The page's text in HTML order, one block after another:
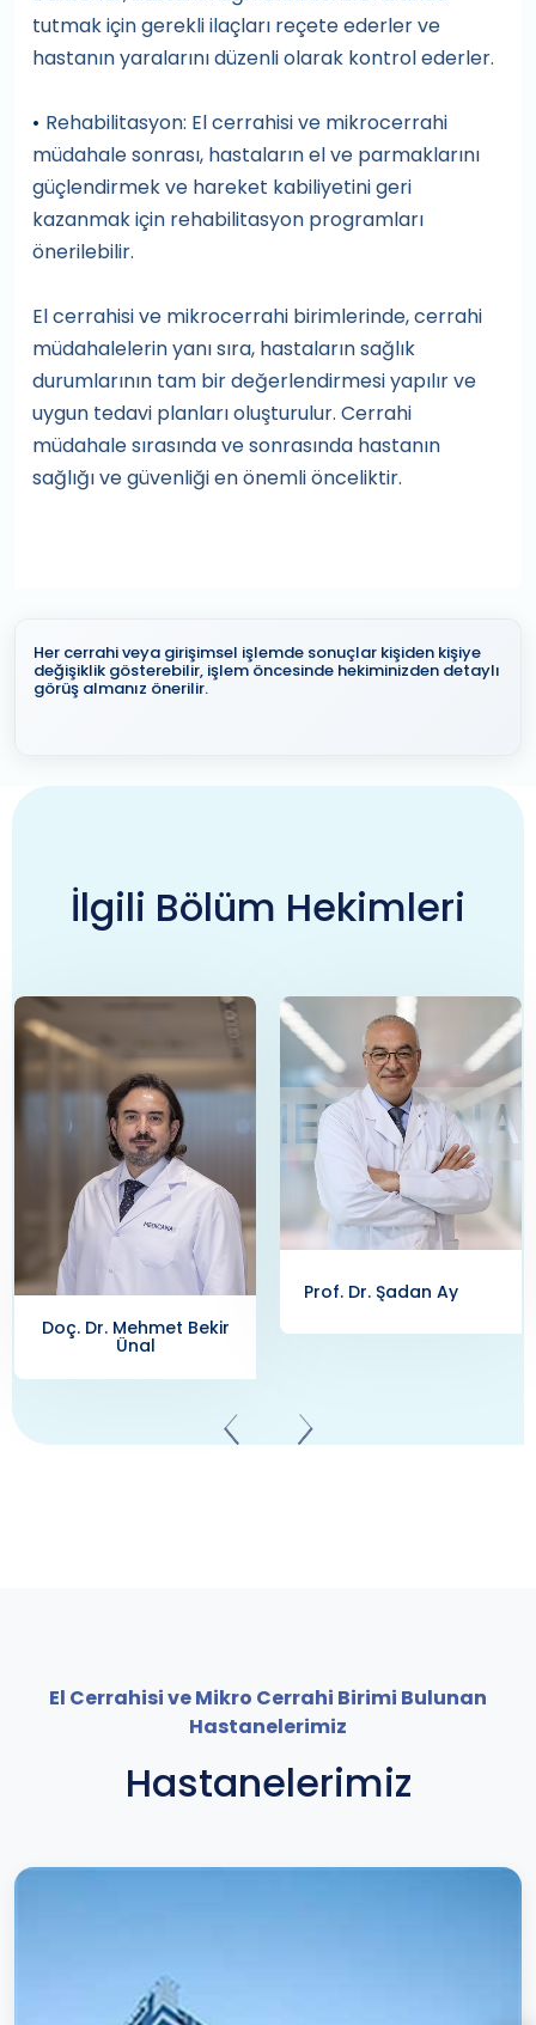
tutmak için gerekli ilaçları reçete ederler ve
hastanın yaralarını düzenli olarak kontrol ederler.
• Rehabilitasyon: El cerrahisi ve mikrocerrahi
müdahale sonrası, hastaların el ve parmaklarını
güçlendirmek ve hareket kabiliyetini geri
kazanmak için rehabilitasyon programları
önerilebilir.
El cerrahisi ve mikrocerrahi birimlerinde, cerrahi
müdahalelerin yanı sıra, hastaların sağlık
durumlarının tam bir değerlendirmesi yapılır ve
uygun tedavi planları oluşturulur. Cerrahi
müdahale sırasında ve sonrasında hastanın
sağlığı ve güvenliği en önemli önceliktir.
Her cerrahi veya girişimsel işlemde sonuçlar kişiden kişiye
değişiklik gösterebilir, işlem öncesinde hekiminizden detaylı
görüş almanız önerilir.
İlgili Bölüm Hekimleri
Doç. Dr. Mehmet Bekir
Ünal
Prof. Dr. Şadan Ay
El Cerrahisi ve Mikro Cerrahi Birimi Bulunan
Hastanelerimiz
Hastanelerimiz